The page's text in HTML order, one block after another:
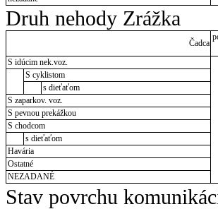
Druh nehody Zrážka
Čadca
S idúcim nek.voz.
S cyklistom
s dieťaťom
S zaparkov. voz.
S pevnou prekážkou
S chodcom
s dieťaťom
Havária
Ostatné
NEZADANÉ
Stav povrchu